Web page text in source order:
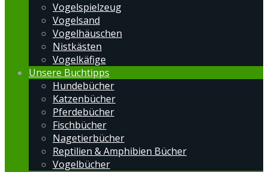
Vogelspielzeug
Vogelsand
Vogelhäuschen
Nistkästen
Vogelkäfige
Unsere Buchtipps
Hundebücher
Katzenbücher
Pferdebücher
Fischbücher
Nagetierbücher
Reptilien & Amphibien Bücher
Vogelbücher